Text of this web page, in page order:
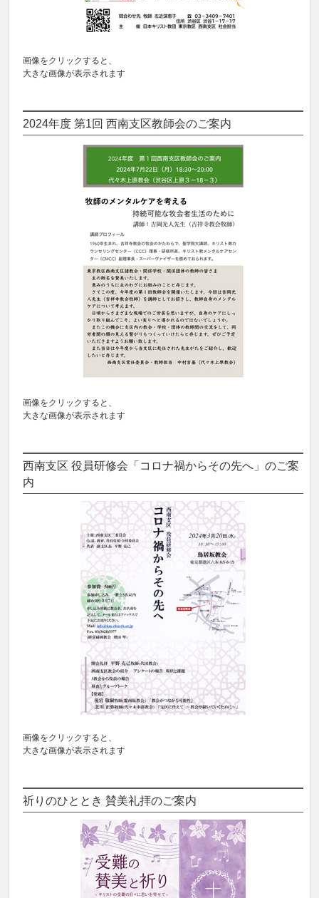
画像をクリックすると、
大きな画像が表示されます
2024年度 第1回 西南支区教師会のご案内
画像をクリックすると、
大きな画像が表示されます
西南支区 役員研修会「コロナ禍からその先へ」のご案
内
画像をクリックすると、
大きな画像が表示されます
祈りのひととき 賛美礼拝のご案内